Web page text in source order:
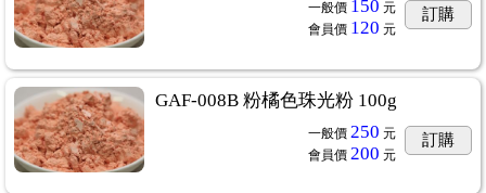
一般價 150 元
會員價 120 元
訂購
GAF-008B 粉橘色珠光粉 100g
一般價 250 元
會員價 200 元
訂購